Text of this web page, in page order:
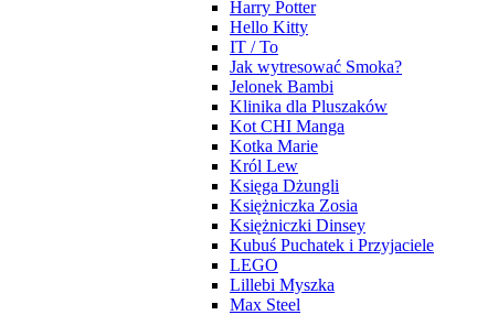
Harry Potter
Hello Kitty
IT / To
Jak wytresować Smoka?
Jelonek Bambi
Klinika dla Pluszaków
Kot CHI Manga
Kotka Marie
Król Lew
Księga Dżungli
Księżniczka Zosia
Księżniczki Dinsey
Kubuś Puchatek i Przyjaciele
LEGO
Lillebi Myszka
Max Steel